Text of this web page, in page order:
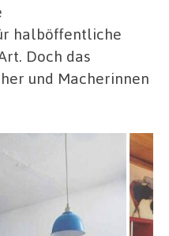
halböffentliche
Doch das
und Macherinnen